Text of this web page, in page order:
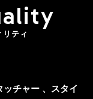
ティ
チャー 、スタイ